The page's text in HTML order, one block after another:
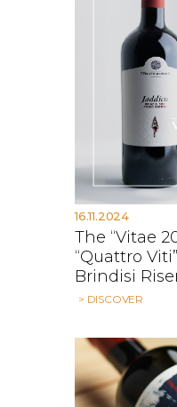
16.11.2024
The “Vitae
“Quattro
Brindisi
> DISCOVER